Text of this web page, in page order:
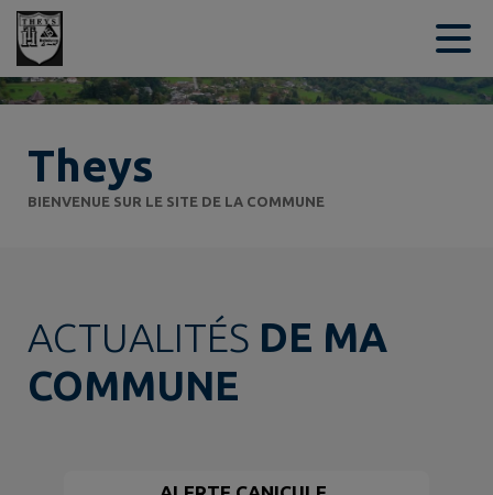
Contenu
Theys
BIENVENUE SUR LE SITE DE LA COMMUNE
ACTUALITÉS DE MA
COMMUNE